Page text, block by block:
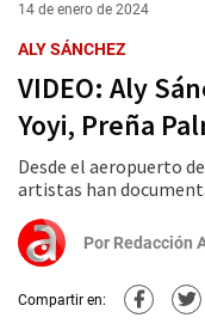
14 de enero de 2024
ALY SÁNCHEZ
VIDEO: Aly
Yoyi, Preña
Desde el aeropuerto
artistas han
Por Redacción
Compartir en: